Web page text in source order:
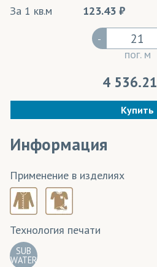
За 1 кв.м
123.43
-
пог. м
4 536.21
Купить
Информация
Применение в изделиях
Технология печати
SUB
WATER